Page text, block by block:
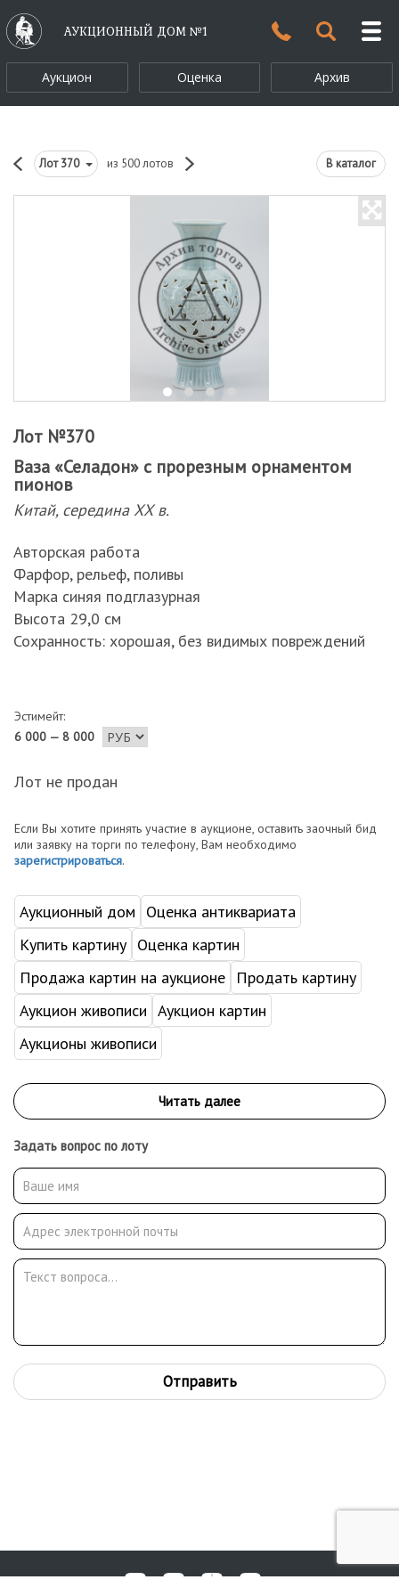
АУКЦИОННЫЙ ДОМ №1
Аукцион Оценка Архив
Лот370 из 500 лотов В каталог
Лот №370
Ваза «Селадон» с прорезным орнаментом
пионов
Китай, середина ХХ в.
Авторская работа
Фарфор, рельеф, поливы
Марка синяя подглазурная
Высота 29,0 см
Сохранность: хорошая, без видимых повреждений
Эстимейт:
6 000 — 8 000
Лот не продан
Если Вы хотите принять участие в аукционе, оставить заочный бид
или заявку на торги по телефону, Вам необходимо
зарегистрироваться.
Аукционный дом
Оценка антиквариата
Купить картину Оценка картин
Продажа картин на аукционе
Продать картину
Аукцион живописи Аукцион картин
Аукционы живописи
Задать вопрос по лоту
Отправить